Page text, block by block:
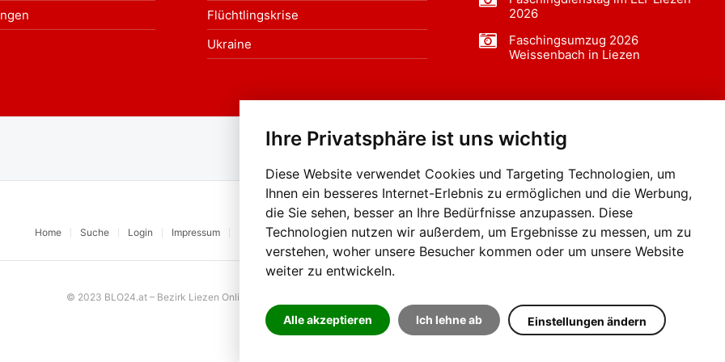
Ihre Privatsphäre ist uns wichtig
Diese Website verwendet Cookies und Targeting Technologien, um
Ihnen ein besseres Internet-Erlebnis zu ermöglichen und die Werbung,
die Sie sehen, besser an Ihre Bedürfnisse anzupassen. Diese
Technologien nutzen wir außerdem, um Ergebnisse zu messen, um zu
verstehen, woher unsere Besucher kommen oder um unsere Website
weiter zu entwickeln.
Alle akzeptieren Ich lehne ab Einstellungen ändern
Flüchtlingskrise
Ukraine
2026
Faschingsumzug 2026
Weissenbach in Liezen
Auf BLO24.at werben?+43 (0)664 2226600
Home Suche Login Impressum Datenschutz Kontakt
© 2023 BLO24.at – Bezirk Liezen Online |